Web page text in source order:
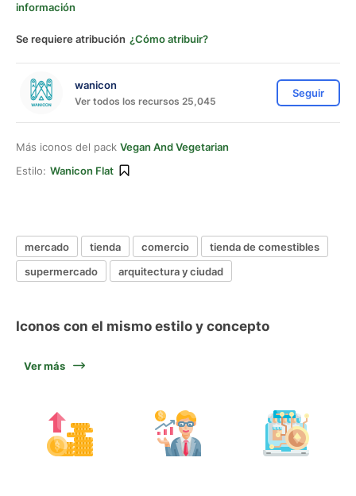
información
Se requiere atribución ¿Cómo atribuir?
wanicon
Ver todos los recursos 25,045
Seguir
Más iconos del pack Vegan And Vegetarian
Estilo: Wanicon Flat
mercado tienda comercio
tienda de comestibles
supermercado
arquitectura y ciudad
Iconos con el mismo estilo y concepto
Ver más